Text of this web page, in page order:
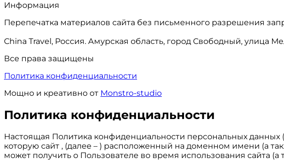
Информация
Перепечатка материалов сайта без письменного разрешения
China Travel, Россия. Амурская область, город Свободный, улица
Все права защищены
Политика конфиденциальности
Мощно и креативно от Monstro-studio
Политика конфиденциальности
Настоящая Политика конфиденциальности персональных
которую сайт , (далее – ) расположенный на доменном имени (а
может получить о Пользователе во время использования сайта